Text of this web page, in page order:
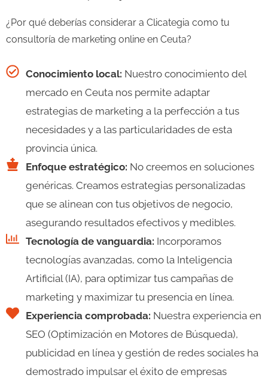
¿Por qué deberías considerar a Clicategia como tu
consultoría de marketing online en Ceuta?
Conocimiento local: Nuestro conocimiento del
mercado en Ceuta nos permite adaptar
estrategias de marketing a la perfección a tus
necesidades y a las particularidades de esta
provincia única.
Enfoque estratégico: No creemos en soluciones
genéricas. Creamos estrategias personalizadas
que se alinean con tus objetivos de negocio,
asegurando resultados efectivos y medibles.
Tecnología de vanguardia: Incorporamos
tecnologías avanzadas, como la Inteligencia
Artificial (IA), para optimizar tus campañas de
marketing y maximizar tu presencia en línea.
Experiencia comprobada: Nuestra experiencia en
SEO (Optimización en Motores de Búsqueda),
publicidad en línea y gestión de redes sociales ha
demostrado impulsar el éxito de empresas